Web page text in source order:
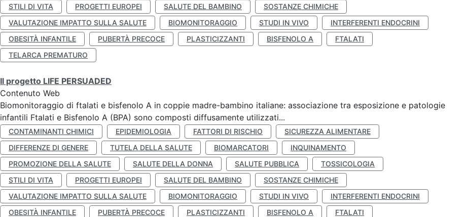
STILI DI VITA
PROGETTI EUROPEI SALUTE DEL BAMBINO
SOSTANZE CHIMICHE
VALUTAZIONE IMPATTO SULLA SALUTE
BIOMONITORAGGIO STUDI IN VIVO
INTERFERENTI ENDOCRINI
OBESITÀ INFANTILE
PUBERTÀ PRECOCE PLASTICIZZANTI BISFENOLO A
FTALATI
TELARCA PREMATURO
Il progetto LIFE PERSUADED
Contenuto Web
Biomonitoraggio di ftalati e bisfenolo A in coppie madre-bambino italiane: associazione tra esposizione e patologie
infantili Ftalati e Bisfenolo A (BPA) sono composti diffusamente utilizzati...
CONTAMINANTI CHIMICI EPIDEMIOLOGIA FATTORI DI RISCHIO
SICUREZZA ALIMENTARE
DIFFERENZE DI GENERE
TUTELA DELLA SALUTE BIOMARCATORI
INQUINAMENTO
PROMOZIONE DELLA SALUTE
SALUTE DELLA DONNA SALUTE PUBBLICA
TOSSICOLOGIA
STILI DI VITA
PROGETTI EUROPEI SALUTE DEL BAMBINO
SOSTANZE CHIMICHE
VALUTAZIONE IMPATTO SULLA SALUTE
BIOMONITORAGGIO STUDI IN VIVO
INTERFERENTI ENDOCRINI
OBESITÀ INFANTILE
PUBERTÀ PRECOCE PLASTICIZZANTI BISFENOLO A
FTALATI